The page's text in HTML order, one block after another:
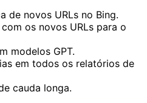
de novos URLs no Bing.
os novos URLs para o
modelos GPT.
em todos os relatórios de
cauda longa.